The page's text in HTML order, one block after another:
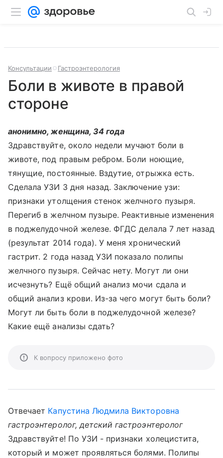
Консультации Гастроэнтерология
Боли в животе в правой
стороне
анонимно, женщина, 34 года
Здравствуйте, около недели мучают боли в
животе, под правым ребром. Боли ноющие,
тянущие, постоянные. Вздутие, отрыжка есть.
Сделала УЗИ 3 дня назад. Заключение узи:
признаки утолщения стенок желчного пузыря.
Перегиб в желчном пузыре. Реактивные изменения
в поджелудочной железе. ФГДС делала 7 лет назад
(результат 2014 года). У меня хронический
гастрит. 2 года назад УЗИ показало полипы
желчного пузыря. Сейчас нету. Могут ли они
исчезнуть? Ещё общий анализ мочи сдала и
общий анализ крови. Из-за чего могут быть боли?
Могут ли быть боли в поджелудочной железе?
Какие ещё анализы сдать?
К вопросу приложено фото
Отвечает Капустина Людмила Викторовна
гастроэнтеролог, детский гастроэнтеролог
Здравствуйте! По УЗИ - признаки холецистита,
который и может проявляться болями. Полипы